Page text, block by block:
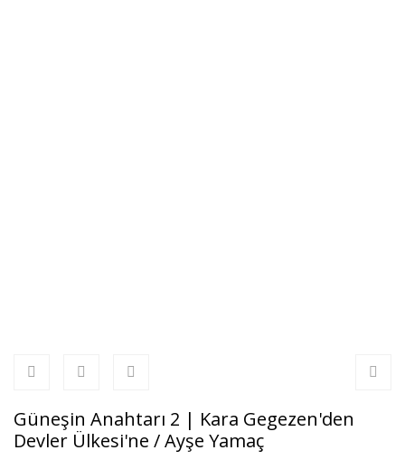
Güneşin Anahtarı 2 | Kara Gegezen'den
Devler Ülkesi'ne / Ayşe Yamaç